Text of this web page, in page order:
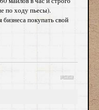
по ходу пьесы).
покупать свой
цитата